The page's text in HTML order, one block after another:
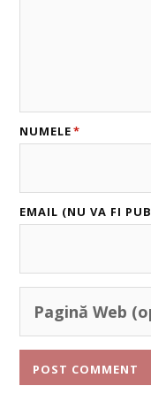
NUMELE*
EMAIL (NU VA FI